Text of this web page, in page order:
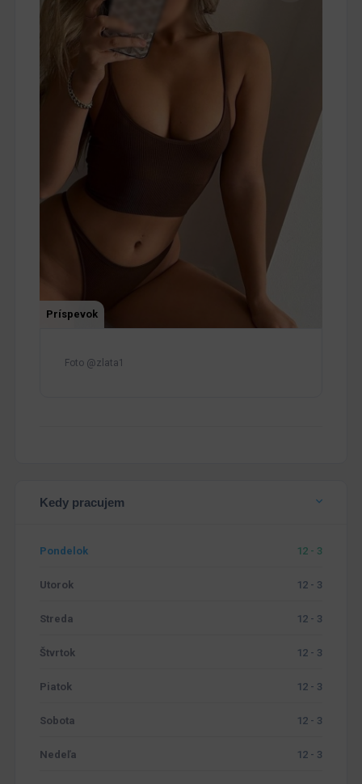
Príspevok
Foto @zlata1
Kedy pracujem
Pondelok 12 - 3
Utorok 12 - 3
Streda 12 - 3
Štvrtok 12 - 3
Piatok 12 - 3
Sobota 12 - 3
Nedeľa 12 - 3